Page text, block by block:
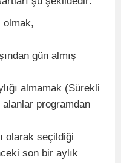
olmak,
gün almış
almamak (Sürekli
programdan
olarak seçildiği
son bir aylık